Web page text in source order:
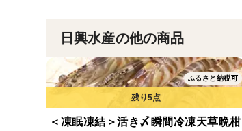
日興水産の他の商品
ふるさと納税可
＜凍眠凍結＞活き〆瞬間冷凍天草晩柑